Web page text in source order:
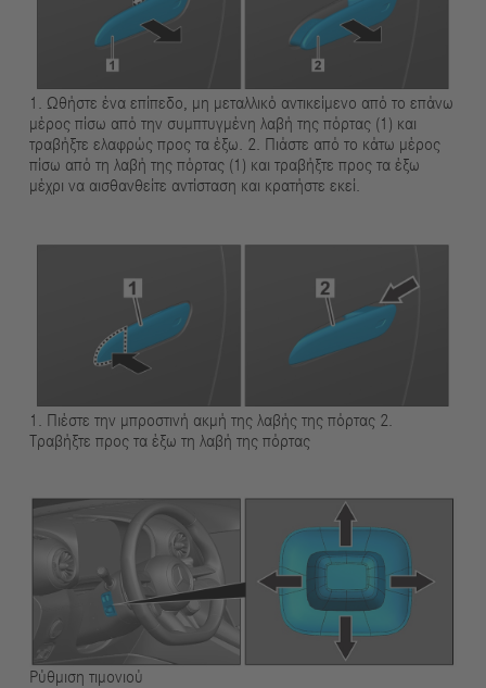
1. Ωθήστε ένα επίπεδο, μη μεταλλικό αντικείμενο από το επάνω
μέρος πίσω από την συμπτυγμένη λαβή της πόρτας (1) και
τραβήξτε ελαφρώς προς τα έξω. 2. Πιάστε από το κάτω μέρος
πίσω από τη λαβή της πόρτας (1) και τραβήξτε προς τα έξω
μέχρι να αισθανθείτε αντίσταση και κρατήστε εκεί.
1. Πιέστε την μπροστινή ακμή της λαβής της πόρτας 2.
Τραβήξτε προς τα έξω τη λαβή της πόρτας
Ρύθμιση τιμονιού